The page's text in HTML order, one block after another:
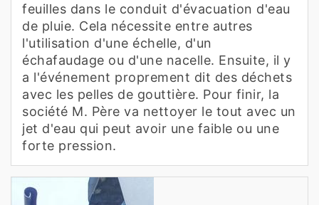
feuilles dans le conduit d'évacuation d'eau
de pluie. Cela nécessite entre autres
l'utilisation d'une échelle, d'un
échafaudage ou d'une nacelle. Ensuite, il y
a l'événement proprement dit des déchets
avec les pelles de gouttière. Pour finir, la
société M. Père va nettoyer le tout avec un
jet d'eau qui peut avoir une faible ou une
forte pression.